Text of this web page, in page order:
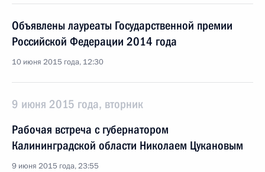
Объявлены лауреаты Государственной премии
Российской Федерации 2014 года
10 июня 2015 года, 12:30
9 июня 2015 года, вторник
Рабочая встреча с губернатором
Калининградской области Николаем Цукановым
9 июня 2015 года, 23:55